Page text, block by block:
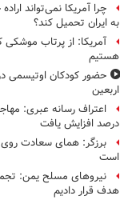
چرا آمریکا نمی‌تواند
به ایران تحمیل کند؟
آمریکا: از پرتاب
هستیم
حضور کودکان اوتیسمی
اربعین
درصد افزایش یافت
برزگر: همای سعادت
است
نیروهای مسلح یمن:
هدف قرار دادیم